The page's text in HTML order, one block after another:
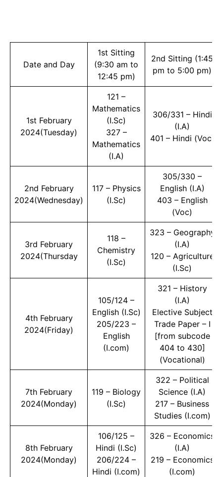
Date and Day
1st Sitting
(9:30 am to
12:45 pm)
2nd Sitting (1:45
pm to 5:00 pm)
1st February
2024(Tuesday)
121 –
Mathematics
(I.Sc)
327 –
Mathematics
(I.A)
306/331 – Hindi
(I.A)
401 – Hindi (Voc)
2nd February
2024(Wednesday)
117 – Physics
(I.Sc)
305/330 –
English (I.A)
403 – English
(Voc)
3rd February
2024(Thursday
118 –
Chemistry
(I.Sc)
323 – Geography
(I.A)
120 – Agriculture
(I.Sc)
4th February
2024(Friday)
105/124 –
English (I.Sc)
205/223 –
English
(I.com)
321 – History
(I.A)
Elective Subject
Trade Paper – I
[from subcode
404 to 430]
(Vocational)
7th February
2024(Monday)
119 – Biology
(I.Sc)
322 – Political
Science (I.A)
217 – Business
Studies (I.com)
8th February
2024(Monday)
106/125 –
Hindi (I.Sc)
206/224 –
Hindi (I.com)
326 – Economics
(I.A)
219 – Economics
(I.com)